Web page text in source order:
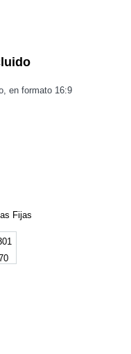
en formato 16:9
Fijas
301 x 170